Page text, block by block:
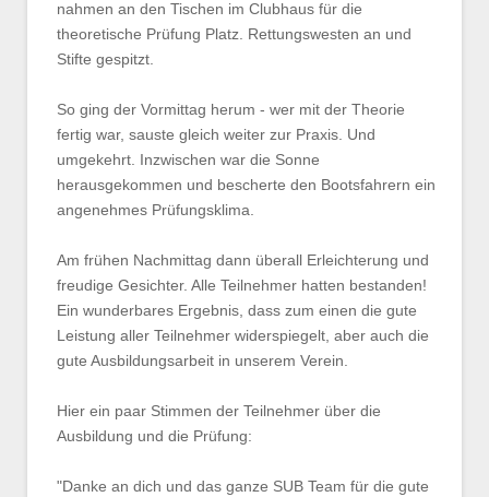
nahmen an den Tischen im Clubhaus für die
theoretische Prüfung Platz. Rettungswesten an und
Stifte gespitzt.
So ging der Vormittag herum - wer mit der Theorie
fertig war, sauste gleich weiter zur Praxis. Und
umgekehrt. Inzwischen war die Sonne
herausgekommen und bescherte den Bootsfahrern ein
angenehmes Prüfungsklima.
Am frühen Nachmittag dann überall Erleichterung und
freudige Gesichter. Alle Teilnehmer hatten bestanden!
Ein wunderbares Ergebnis, dass zum einen die gute
Leistung aller Teilnehmer widerspiegelt, aber auch die
gute Ausbildungsarbeit in unserem Verein.
Hier ein paar Stimmen der Teilnehmer über die
Ausbildung und die Prüfung:
"Danke an dich und das ganze SUB Team für die gute